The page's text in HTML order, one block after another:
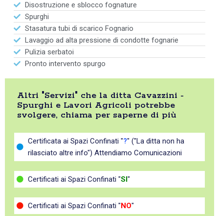
Disostruzione e sblocco fognature
Spurghi
Stasatura tubi di scarico Fognario
Lavaggio ad alta pressione di condotte fognarie
Pulizia serbatoi
Pronto intervento spurgo
Altri "Servizi" che la ditta Cavazzini -
Spurghi e Lavori Agricoli potrebbe
svolgere, chiama per saperne di più
Certificata ai Spazi Confinati "?" ("La ditta non ha
rilasciato altre info") Attendiamo Comunicazioni
Certificati ai Spazi Confinati "SI "
Certificati ai Spazi Confinati " NO"